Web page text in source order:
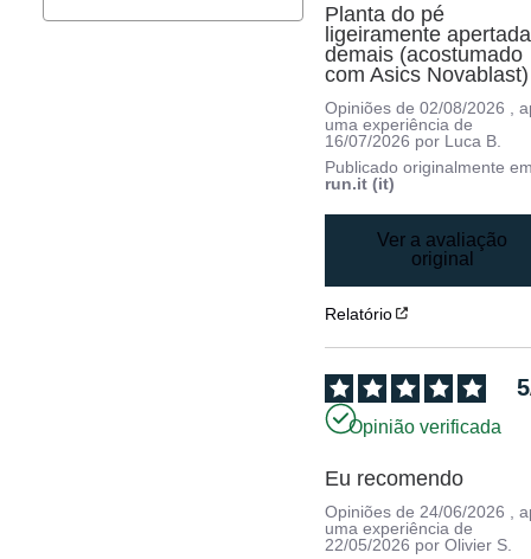
Planta do pé
ligeiramente apertada
demais (acostumado
com Asics Novablast)
Opiniões de02/08/2026
,
uma experiência de
16/07/2026 por Luca B.
Publicado originalmente
run.it (it)
Ver a avaliação
original
Relatório
5
Opinião verificada
Eu recomendo
Opiniões de 24/06/2026
,
uma experiência de
22/05/2026 porOlivier S.